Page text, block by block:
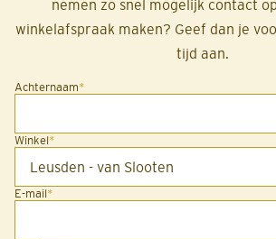
nemen zo snel mogelijk contact
winkelafspraak maken? Geef dan je
tijd aan.
Achternaam*
Winkel*
E-mail*